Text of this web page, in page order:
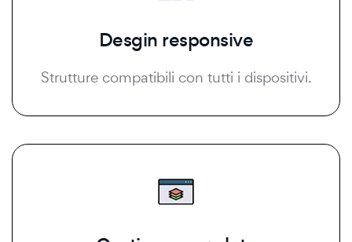
Desgin responsive
Strutture compatibili con tutti i dispositivi.